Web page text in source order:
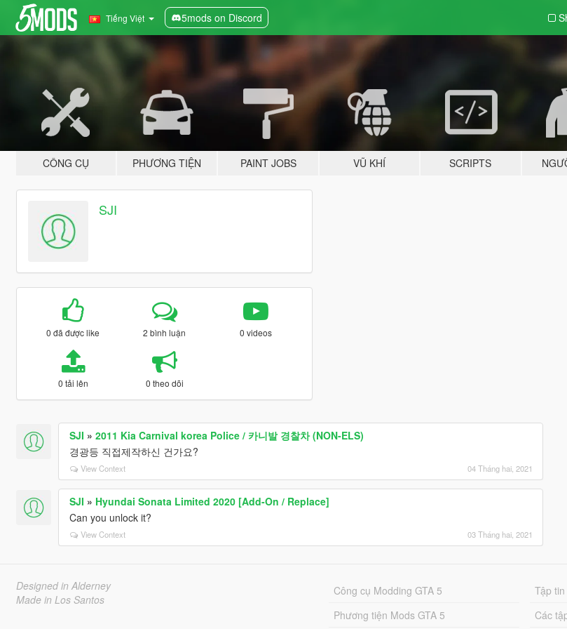
Tiếng Việt 5mods on Discord
CÔNG CỤ PHƯƠNG TIỆN PAINT JOBS VŨ KHÍ SCRIPTS
SJI
0 đã được like 2 bình luận 0 videos
0 tải lên 0 theo dõi
SJI » 2011 Kia Carnival korea Police / 카니발 경찰차 (NON-ELS)
경광등 직접제작하신 건가요?
View Context 04 Tháng hai, 2021
SJI » Hyundai Sonata Limited 2020 [Add-On / Replace]
Can you unlock it?
View Context 03 Tháng hai, 2021
Designed in Alderney
Made in Los Santos
Công cụ Modding GTA 5
Phương tiện Mods GTA 5
Tập
Các